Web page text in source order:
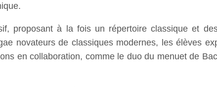
proposant à la fois un répertoire classique et
novateurs de classiques modernes, les élèves
en collaboration, comme le duo du menuet de